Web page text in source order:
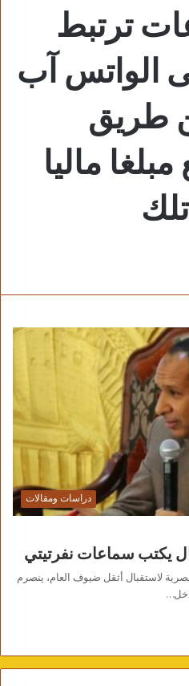
ترتبط
الواتس آب
طريق
ماليا
دراسات ومقالات
يكتب سماعات نفرتيتي
لاستقبال أثقل ضيوف العام، ينصرم